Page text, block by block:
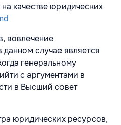
качестве юридических
вовлечение
случае является
генеральному
с аргументами в
в Высший совет
юридических ресурсов,